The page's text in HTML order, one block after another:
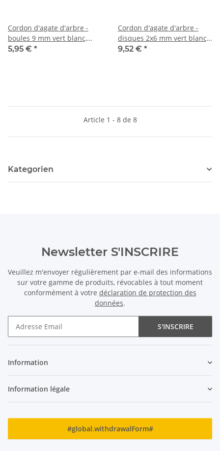
Cordon d'agate d'arbre -
boules 9 mm vert blanc,
longueur 37,5 cm /7712
5,95 € *
Cordon d'agate d'arbre -
disques 2x6 mm vert blanc,
longueur 39 cm /6214
9,52 € *
Article 1 - 8 de 8
Kategorien
Newsletter S'INSCRIRE
Veuillez m'envoyer régulièrement par e-mail des informations
sur votre gamme de produits, révocables à tout moment
conformément à votre déclaration de protection des
données.
S'INSCRIRE
Information
Information légale
#global.withdrawalForm#